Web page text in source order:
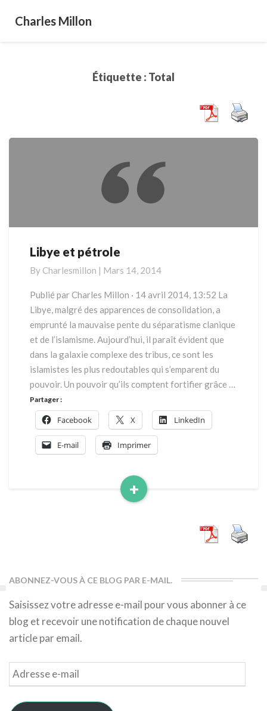
Charles Millon
Étiquette : Total
Libye
pétrole
Libye et pétrole
By Charlesmillon | Mars 14, 2014
Publié par Charles Millon · 14 avril 2014, 13:52 La
Libye, malgré des apparences de consolidation, a
emprunté la mauvaise pente du séparatisme clanique
et de l’islamisme. Aujourd’hui, il paraît évident que
dans la galaxie complexe des tribus, ce sont les
islamistes les plus redoutables qui s’emparent du
pouvoir. Un pouvoir qu’ils comptent fortifier grâce …
+
Read
Partager :
Facebook X LinkedIn
E-mail Imprimer
ABONNEZ-VOUS À CE BLOG PAR E-MAIL.
Saisissez votre adresse e-mail pour vous abonner à ce
blog et recevoir une notification de chaque nouvel
article par email.
Adresse
e-
mail